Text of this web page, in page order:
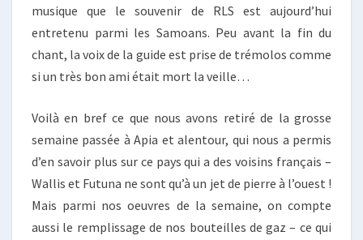
musique que le souvenir de RLS est aujourd’hui
entretenu parmi les Samoans. Peu avant la fin du
chant, la voix de la guide est prise de trémolos comme
si un très bon ami était mort la veille…
Voilà en bref ce que nous avons retiré de la grosse
semaine passée à Apia et alentour, qui nous a permis
d’en savoir plus sur ce pays qui a des voisins français –
Wallis et Futuna ne sont qu’à un jet de pierre à l’ouest !
Mais parmi nos oeuvres de la semaine, on compte
aussi le remplissage de nos bouteilles de gaz – ce qui